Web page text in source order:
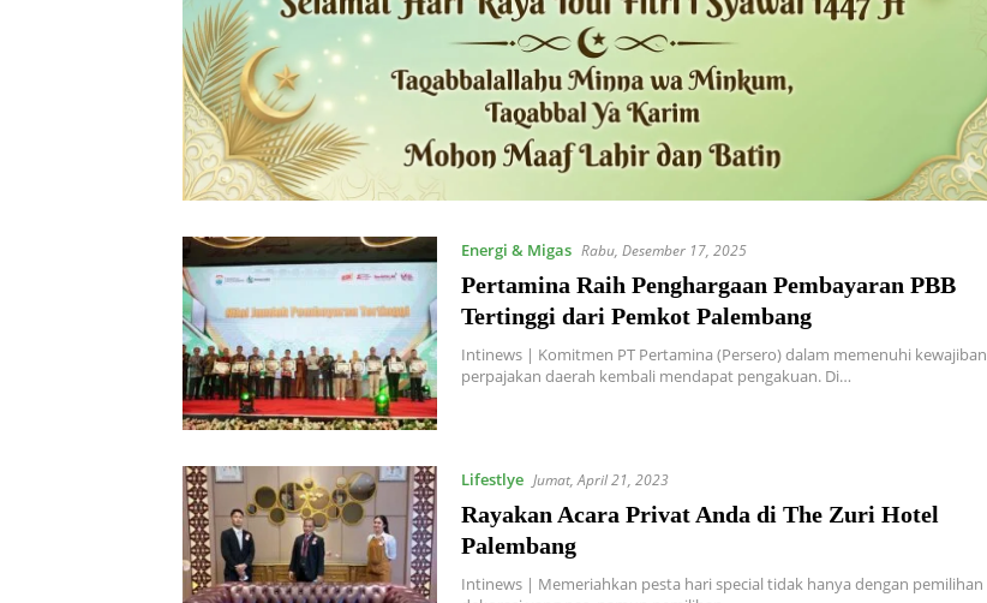
Energi & Migas Rabu, Desember 17, 2025
Pertamina Raih Penghargaan Pembayaran PBB
Tertinggi dari Pemkot Palembang
Intinews | Komitmen PT Pertamina (Persero) dalam memenuhi kewajiban
perpajakan daerah kembali mendapat pengakuan. Di…
Lifestlye Jumat, April 21, 2023
Rayakan Acara Privat Anda di The Zuri Hotel
Palembang
Intinews | Memeriahkan pesta hari special tidak hanya dengan pemilihan